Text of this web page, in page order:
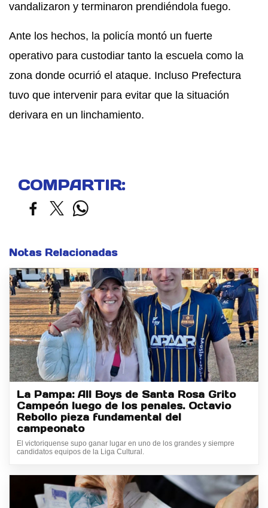
vandalizaron y terminaron prendiéndola fuego.
Ante los hechos, la policía montó un fuerte
operativo para custodiar tanto la escuela como la
zona donde ocurrió el ataque. Incluso Prefectura
tuvo que intervenir para evitar que la situación
derivara en un linchamiento.
COMPARTIR:
Notas Relacionadas
La Pampa: All Boys de Santa Rosa Grito
Campeón luego de los penales. Octavio
Rebollo pieza fundamental del
campeonato
El victoriquense supo ganar lugar en uno de los grandes y siempre
candidatos equipos de la Liga Cultural.